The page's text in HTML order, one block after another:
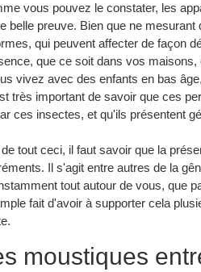
vous pouvez le constater, les
belle preuve. Bien que ne
qui peuvent affecter de façon
que ce soit dans vos
vivez avec des enfants en bas
très important de savoir que ces
ces insectes, et qu'ils présentent
tout ceci, il faut savoir que la
Il s'agit entre autres de la
tout autour de vous, que
fait d'avoir à supporter cela
moustiques